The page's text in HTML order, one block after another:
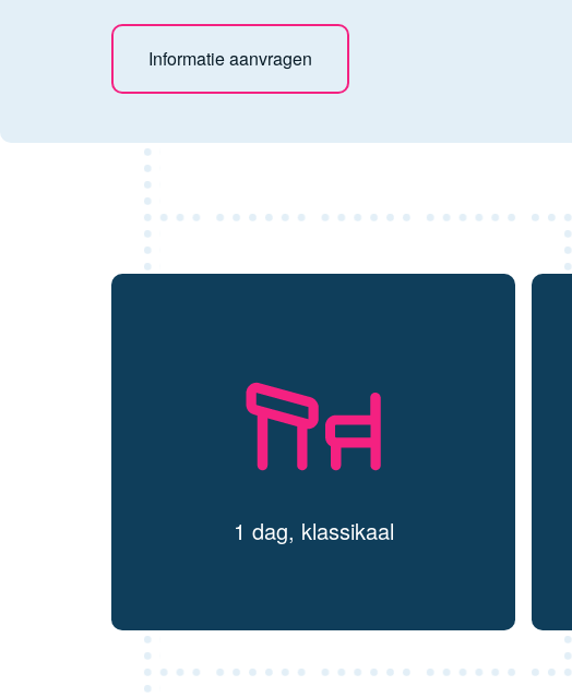
Informatie aanvragen
1 dag, klassikaal